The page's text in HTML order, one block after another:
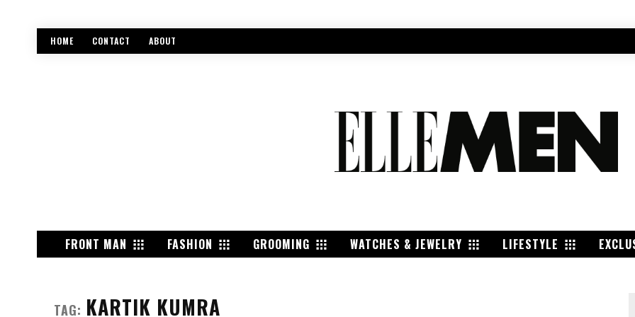
HOME CONTACT ABOUT
FRONT MAN FASHION GROOMING WATCHES & JEWELRY LIFESTYLE
TAG: KARTIK KUMRA